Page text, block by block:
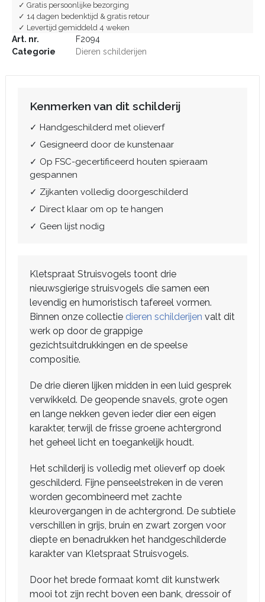
✓ Gratis persoonlijke bezorging
✓ 14 dagen bedenktijd & gratis retour
✓ Levertijd gemiddeld 4 weken
Art. nr.
F2094
Categorie
Dieren schilderijen
Kenmerken van dit schilderij
✓ Handgeschilderd met olieverf
✓ Gesigneerd door de kunstenaar
✓ Op FSC-gecertificeerd houten spieraam
gespannen
✓ Zijkanten volledig doorgeschilderd
✓ Direct klaar om op te hangen
✓ Geen lijst nodig
Kletspraat Struisvogels toont drie
nieuwsgierige struisvogels die samen een
levendig en humoristisch tafereel vormen.
Binnen onze collectie dieren schilderijen valt dit
werk op door de grappige
gezichtsuitdrukkingen en de speelse
compositie.
De drie dieren lijken midden in een luid gesprek
verwikkeld. De geopende snavels, grote ogen
en lange nekken geven ieder dier een eigen
karakter, terwijl de frisse groene achtergrond
het geheel licht en toegankelijk houdt.
Het schilderij is volledig met olieverf op doek
geschilderd. Fijne penseelstreken in de veren
worden gecombineerd met zachte
kleurovergangen in de achtergrond. De subtiele
verschillen in grijs, bruin en zwart zorgen voor
diepte en benadrukken het handgeschilderde
karakter van Kletspraat Struisvogels.
Door het brede formaat komt dit kunstwerk
mooi tot zijn recht boven een bank, dressoir of